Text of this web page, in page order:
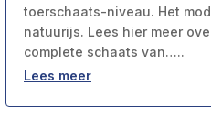
toerschaats-niveau. Het
natuurijs. Lees hier meer
complete schaats van…..
Lees meer